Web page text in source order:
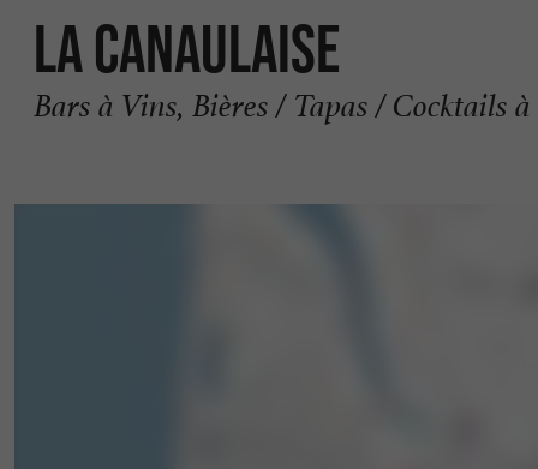
La Canaulaise
Bars à Vins, Bières / Tapas / Cocktails